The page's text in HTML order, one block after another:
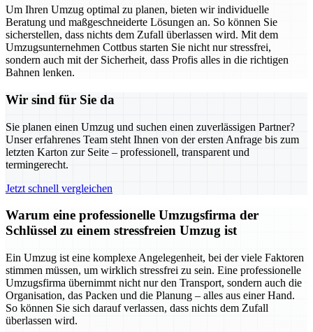
Um Ihren Umzug optimal zu planen, bieten wir individuelle
Beratung und maßgeschneiderte Lösungen an. So können Sie
sicherstellen, dass nichts dem Zufall überlassen wird. Mit dem
Umzugsunternehmen Cottbus starten Sie nicht nur stressfrei,
sondern auch mit der Sicherheit, dass Profis alles in die richtigen
Bahnen lenken.
Wir sind für Sie da
Sie planen einen Umzug und suchen einen zuverlässigen Partner?
Unser erfahrenes Team steht Ihnen von der ersten Anfrage bis zum
letzten Karton zur Seite – professionell, transparent und
termingerecht.
Jetzt schnell vergleichen
Warum eine professionelle Umzugsfirma der
Schlüssel zu einem stressfreien Umzug ist
Ein Umzug ist eine komplexe Angelegenheit, bei der viele Faktoren
stimmen müssen, um wirklich stressfrei zu sein. Eine professionelle
Umzugsfirma übernimmt nicht nur den Transport, sondern auch die
Organisation, das Packen und die Planung – alles aus einer Hand.
So können Sie sich darauf verlassen, dass nichts dem Zufall
überlassen wird.